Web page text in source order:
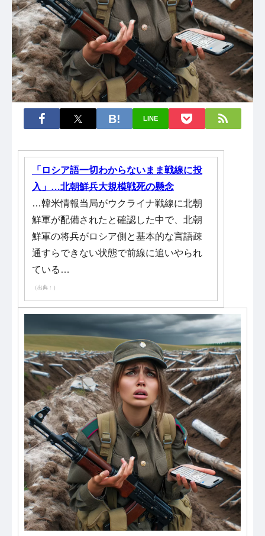
LINE
「ロシア語一切わからないまま戦線に投
入」…北朝鮮兵大規模戦死の懸念
…韓米情報当局がウクライナ戦線に北朝
鮮軍が配備されたと確認した中で、北朝
鮮軍の将兵がロシア側と基本的な言語疎
通すらできない状態で前線に追いやられ
ている…
（出典：）